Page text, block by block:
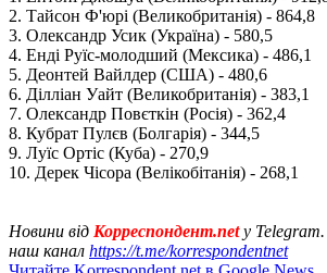
2. Тайсон Ф'юрі (Великобританія) - 864,8
3. Олександр Усик (Україна) - 580,5
4. Енді Руїс-молодший (Мексика) - 486,1
5. Деонтей Вайлдер (США) - 480,6
6. Ділліан Уайт (Великобританія) - 383,1
7. Олександр Повєткін (Росія) - 362,4
8. Кубрат Пулєв (Болгарія) - 344,5
9. Луїс Ортіс (Куба) - 270,9
10. Дерек Чісора (Велікобітанія) - 268,1
Новини від Корреспондент.netу
наш канал https://t.me/korrespondentnet